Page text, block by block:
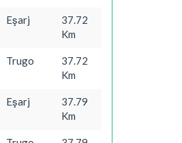
Eşarj
37.72
Km
Trugo
37.72
Km
Eşarj
37.79
Km